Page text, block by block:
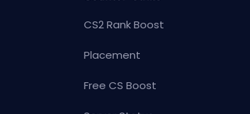
CS2 Rank Boost
Placement
Free CS Boost